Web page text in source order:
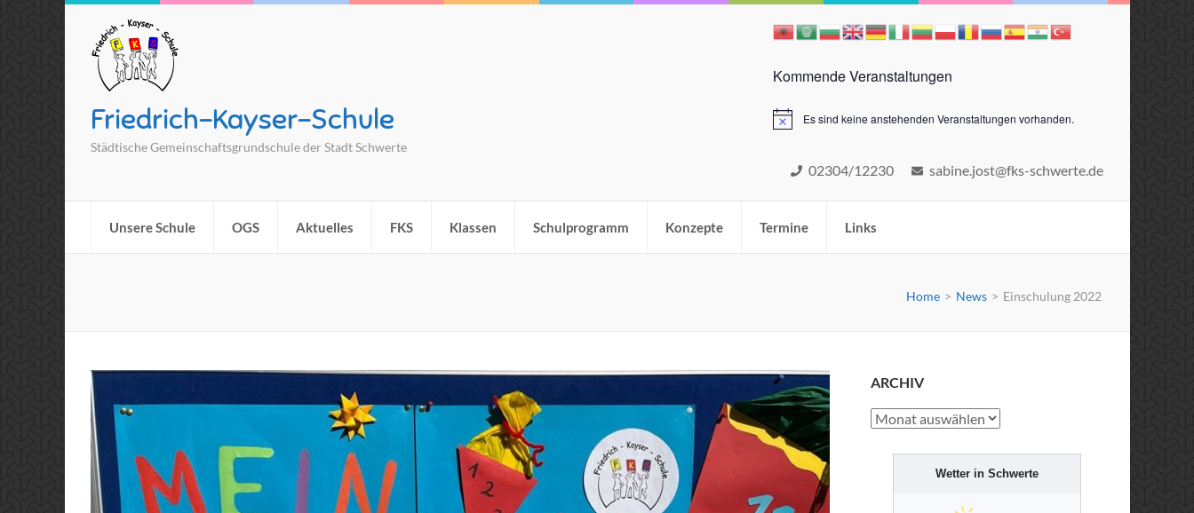
Friedrich-Kayser-Schule
Städtische Gemeinschaftsgrundschule der Stadt Schwerte
Kommende Veranstaltungen
HinweisEs sind keine anstehenden Veranstaltungen vorhanden.
02304/12230 sabine.jost@fks-schwerte.de
Unsere Schule OGS Aktuelles FKS Klassen Schulprogramm Konzepte Termine Links
Home > News > Einschulung 2022
ARCHIV
Archiv
Wetter in Schwerte